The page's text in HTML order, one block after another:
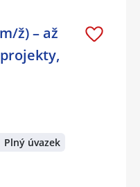
ž) – až
Plný úvazek